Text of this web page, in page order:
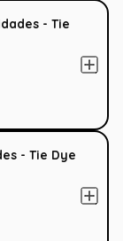
- Tie
- Tie Dye